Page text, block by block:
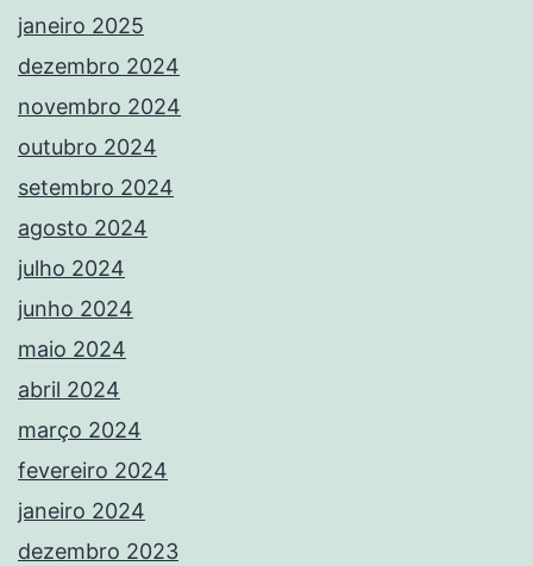
janeiro 2025
dezembro 2024
novembro 2024
outubro 2024
setembro 2024
agosto 2024
julho 2024
junho 2024
maio 2024
abril 2024
março 2024
fevereiro 2024
janeiro 2024
dezembro 2023